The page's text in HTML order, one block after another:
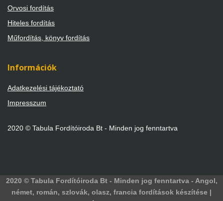
Orvosi fordítás
Hiteles fordítás
Műfordítás, könyv fordítás
Információk
Adatkezelési tájékoztató
Impresszum
2020 © Tabula Fordítóiroda Bt - Minden jog fenntartva
2020 © Tabula Fordítóiroda Bt - Minden jog fenntartva - Angol,
német, román, szlovák, olasz, francia fordítások készítése |